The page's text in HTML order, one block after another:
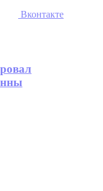
Вконтакте